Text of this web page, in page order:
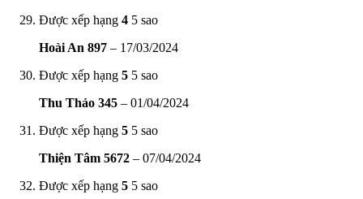
Được xếp hạng 4 5 sao
Hoài An 897 – 17/03/2024
Được xếp hạng 5 5 sao
Thu Thảo 345 – 01/04/2024
Được xếp hạng 5 5 sao
Thiện Tâm 5672 – 07/04/2024
Được xếp hạng 5 5 sao